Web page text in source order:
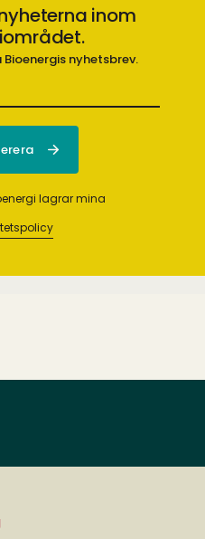
inom
nyhetsbrev.
lagrar mina